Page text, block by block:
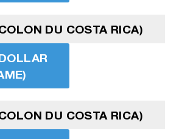
DU COSTA RICA)
DU COSTA RICA)